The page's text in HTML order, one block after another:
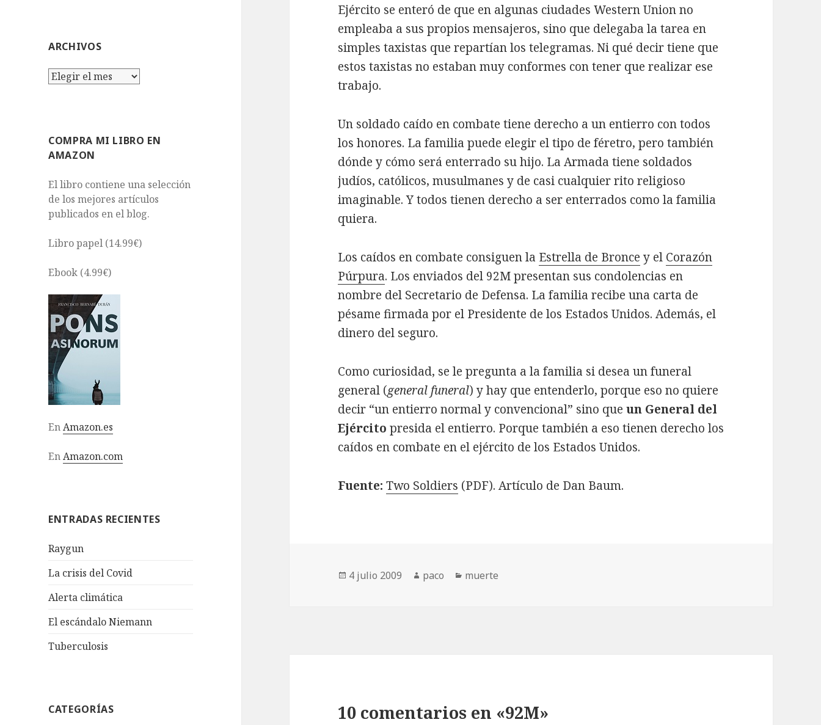
ARCHIVOS
Archivos
COMPRA MI LIBRO EN
AMAZON
El libro contiene una selección
de los mejores artículos
publicados en el blog.
Libro papel (14.99€)
Ebook (4.99€)
EnAmazon.es
EnAmazon.com
ENTRADAS RECIENTES
Raygun
La crisis del Covid
Alerta climática
El escándalo Niemann
Tuberculosis
CATEGORÍAS
Ejército se enteró de que en algunas ciudades Western Union no
empleaba a sus propios mensajeros, sino que delegaba la tarea en
simples taxistas que repartían los telegramas. Ni qué decir tiene que
estos taxistas no estaban muy conformes con tener que realizar ese
trabajo.
Un soldado caído en combate tiene derecho a un entierro con todos
los honores. La familia puede elegir el tipo de féretro, pero también
dónde y cómo será enterrado su hijo. La Armada tiene soldados
judíos, católicos, musulmanes y de casi cualquier rito religioso
imaginable. Y todos tienen derecho a ser enterrados como la familia
quiera.
Los caídos en combate consiguen la Estrella de Bronce y el Corazón
Púrpura. Los enviados del 92M presentan sus condolencias en
nombre del Secretario de Defensa. La familia recibe una carta de
pésame firmada por el Presidente de los Estados Unidos. Además, el
dinero del seguro.
Como curiosidad, se le pregunta a la familia si desea un funeral
general (general funeral) y hay que entenderlo, porque eso no quiere
decir “un entierro normal y convencional” sino queun General del
Ejército presida el entierro. Porque también a eso tienen derecho los
caídos en combate en el ejército de los Estados Unidos.
Fuente: Two Soldiers (PDF). Artículo de Dan Baum.
Publicado
4 julio 2009 Autor
paco Categorías
muerte
10 comentarios en «92M»